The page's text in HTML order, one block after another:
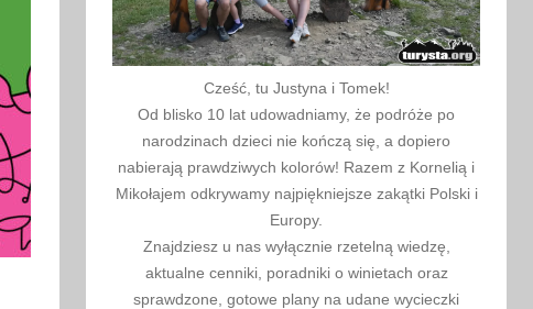
Cześć, tu Justyna i Tomek!
Od blisko 10 lat udowadniamy, że podróże po
narodzinach dzieci nie kończą się, a dopiero
nabierają prawdziwych kolorów! Razem z Kornelią i
Mikołajem odkrywamy najpiękniejsze zakątki Polski i
Europy.
Znajdziesz u nas wyłącznie rzetelną wiedzę,
aktualne cenniki, poradniki o winietach oraz
sprawdzone, gotowe plany na udane wycieczki